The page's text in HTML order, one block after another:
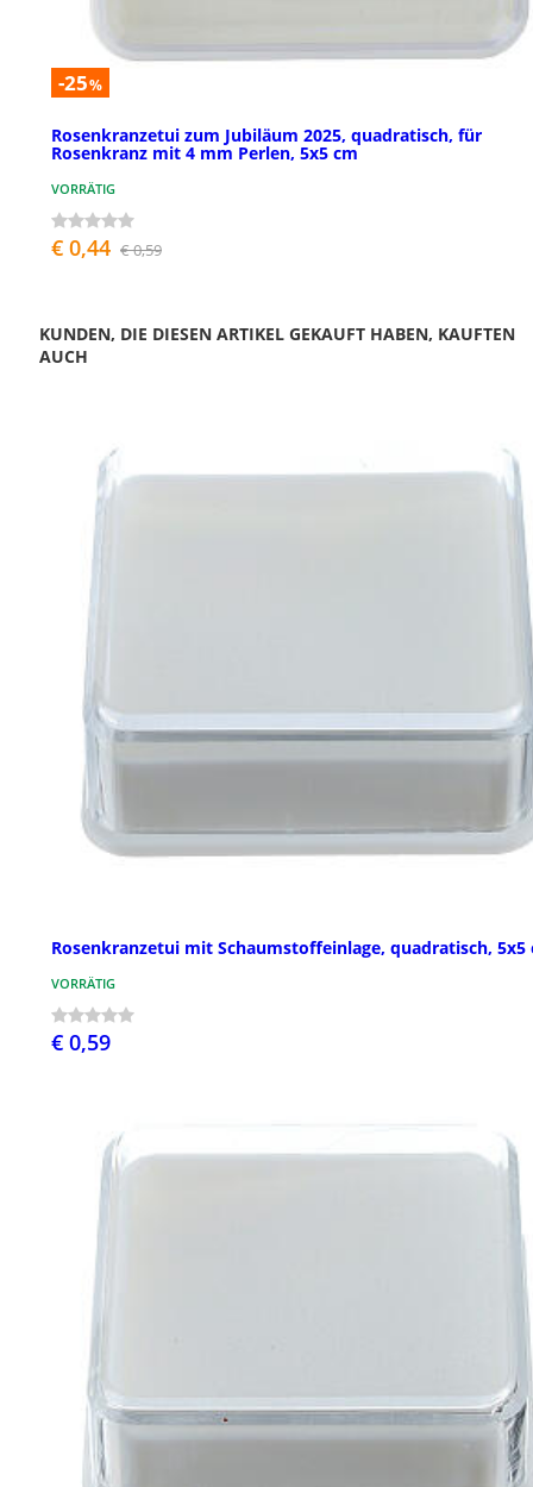
-25%
Rosenkranzetui zum Jubiläum 2025, quadratisch, für
Rosenkranz mit 4 mm Perlen, 5x5 cm
VORRÄTIG
€ 0,44 € 0,59
KUNDEN, DIE DIESEN ARTIKEL GEKAUFT HABEN, KAUFTEN
AUCH
Rosenkranzetui mit Schaumstoffeinlage, quadratisch, 5x5
VORRÄTIG
€ 0,59